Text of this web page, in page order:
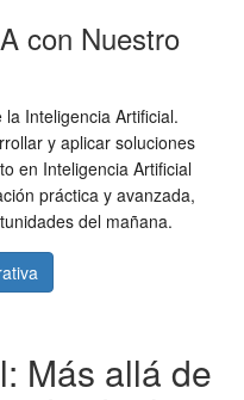
con Nuestro
Inteligencia Artificial.
y aplicar soluciones
en Inteligencia Artificial
práctica y avanzada,
del mañana.
Más allá de